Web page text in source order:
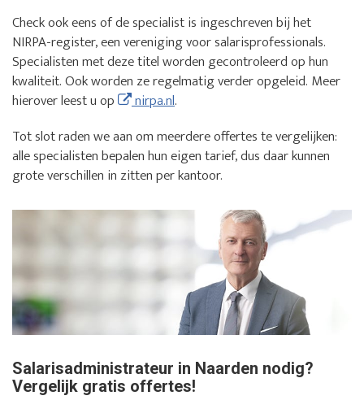
Check ook eens of de specialist is ingeschreven bij het
NIRPA-register, een vereniging voor salarisprofessionals.
Specialisten met deze titel worden gecontroleerd op hun
kwaliteit. Ook worden ze regelmatig verder opgeleid. Meer
hierover leest u op
nirpa.nl.
Tot slot raden we aan om meerdere offertes te vergelijken:
alle specialisten bepalen hun eigen tarief, dus daar kunnen
grote verschillen in zitten per kantoor.
Salarisadministrateur in Naarden nodig?
Vergelijk gratis offertes!